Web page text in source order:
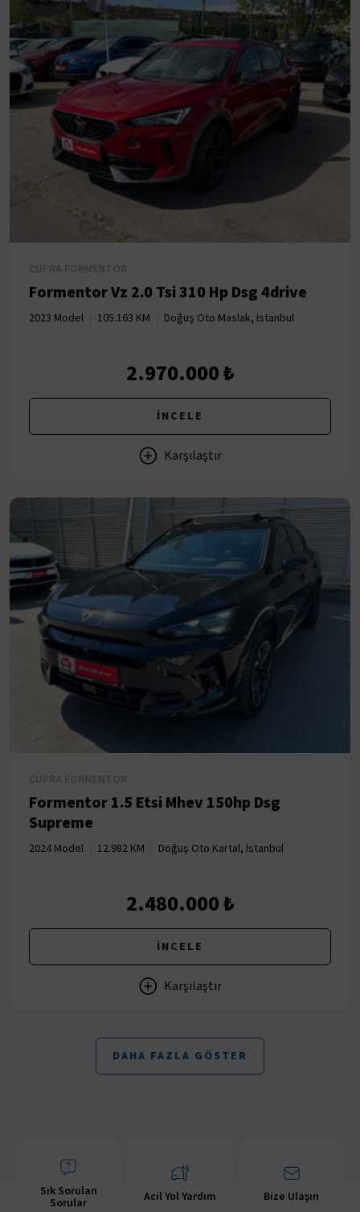
Formentor Vz 2.0 Tsi 310 Hp Dsg 4drive
2023 Model 105.163 KM Doğuş Oto Maslak, İstanbul
2.970.000 ₺
İNCELE
Karşılaştır
Formentor 1.5 Etsi Mhev 150hp Dsg
Supreme
2024 Model 12.982 KM Doğuş Oto Kartal, İstanbul
2.480.000 ₺
İNCELE
Karşılaştır
DAHA FAZLA GÖSTER
Sık Sorulan
Sorular Acil Yol Yardım Bize Ulaşın